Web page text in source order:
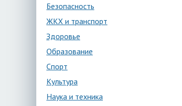
Безопасность
ЖКХ и транспорт
Здоровье
Образование
Спорт
Культура
Наука и техника